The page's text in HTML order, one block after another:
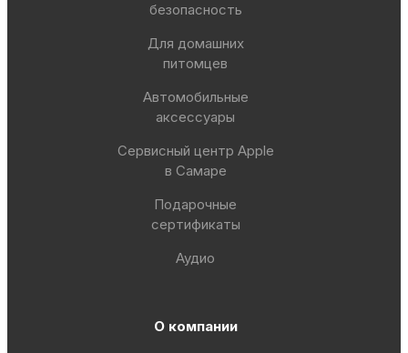
безопасность
Для домашних
питомцев
Автомобильные
аксессуары
Сервисный центр Apple
в Самаре
Подарочные
сертификаты
Аудио
О компании